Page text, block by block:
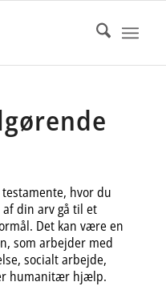
hvor du
din arv gå til et
Det kan være en
som arbejder med
socialt arbejde,
humanitær hjælp.